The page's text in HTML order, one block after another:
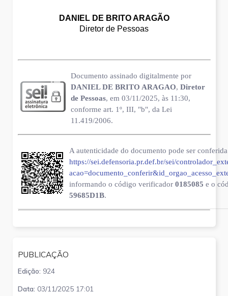
DANIEL DE BRITO ARAGÃO
Diretor de Pessoas
Documento assinado digitalmente por
DANIEL DE BRITO ARAGAO, Diretor
de Pessoas, em 03/11/2025, às 11:30,
conforme art. 1º, III, "b", da Lei
11.419/2006.
A autenticidade do documento pode ser
https://sei.defensoria.pr.def.br/sei/
informando o código verificador 0185085 e o
59685D1B.
PUBLICAÇÃO
Edição: 924
Data: 03/11/2025 17:01